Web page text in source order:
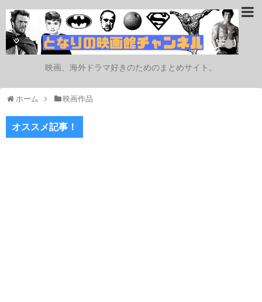
映画、海外ドラマ好きのためのまとめサイト。
ホーム 映画作品
オススメ記事！